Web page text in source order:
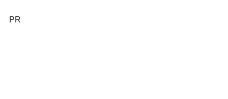
PR